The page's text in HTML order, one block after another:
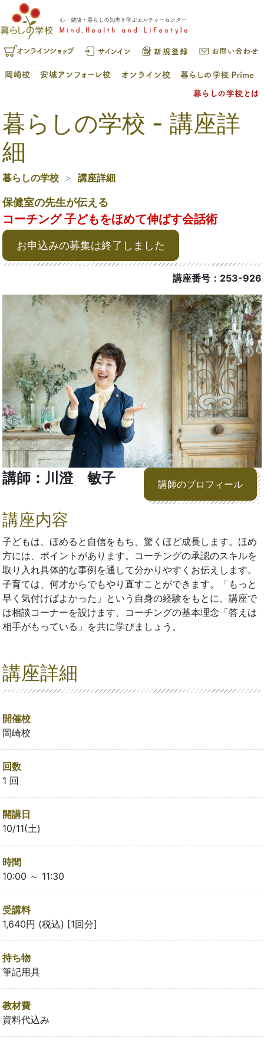
暮らしの学校 - 講座詳
細
暮らしの学校 講座詳細
保健室の先生が伝える
コーチング 子どもをほめて伸ばす会話術
お申込みの募集は終了しました
講座番号：253-926
講師：川澄 敏子 講師のプロフィール
講座内容
子どもは、ほめると自信をもち、驚くほど成長します。ほめ
方には、ポイントがあります。コーチングの承認のスキルを
取り入れ具体的な事例を通して分かりやすくお伝えします。
子育ては、何才からでもやり直すことができます。「もっと
早く気付けばよかった」という自身の経験をもとに、講座で
は相談コーナーを設けます。コーチングの基本理念「答えは
相手がもっている」を共に学びましょう。
講座詳細
開催校
岡崎校
回数
1 回
開講日
10/11(土)
時間
10:00 ～ 11:30
受講料
1,640円 (税込) [1回分]
持ち物
筆記用具
教材費
資料代込み